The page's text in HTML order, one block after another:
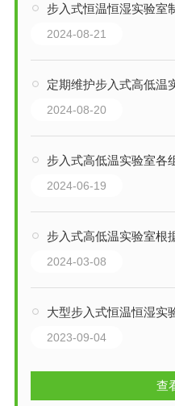
步入式恒温恒湿实验室
2024-08-21
定期维护步入式高低温
2024-08-20
步入式高低温实验室各
2024-06-19
步入式高低温实验室根据需求
2024-03-08
大型步入式恒温恒湿实
2023-09-04
查